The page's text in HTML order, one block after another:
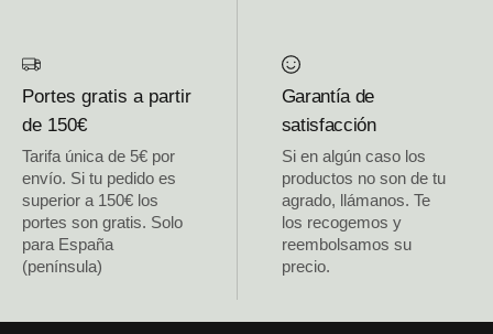
Portes gratis a partir
de 150€
Tarifa única de 5€ por
envío. Si tu pedido es
superior a 150€ los
portes son gratis. Solo
para España
(península)
Garantía de
satisfacción
Si en algún caso los
productos no son de tu
agrado, llámanos. Te
los recogemos y
reembolsamos su
precio.